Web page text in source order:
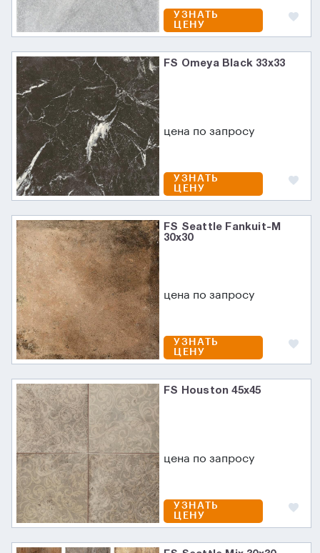
УЗНАТЬ
ЦЕНУ
FS Omeya Black 33x33
цена по запросу
УЗНАТЬ
ЦЕНУ
FS Seattle Fankuit-M
30x30
цена по запросу
УЗНАТЬ
ЦЕНУ
FS Houston 45x45
цена по запросу
УЗНАТЬ
ЦЕНУ